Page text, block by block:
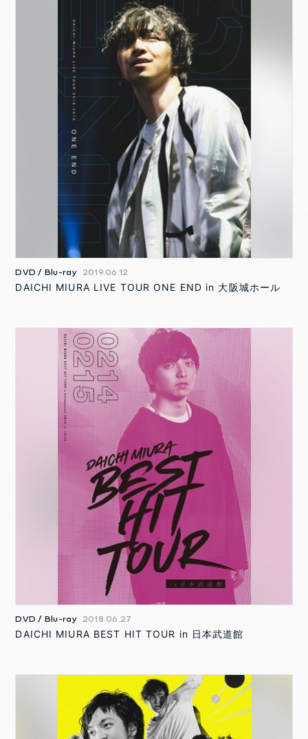
DVD / Blu-ray 2019.06.12
DAICHI MIURA LIVE TOUR ONE END in 大阪城ホール
DVD / Blu-ray 2018.06.27
DAICHI MIURA BEST HIT TOUR in 日本武道館